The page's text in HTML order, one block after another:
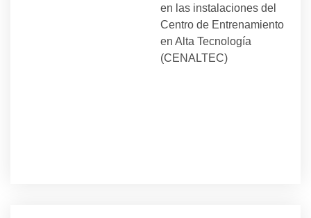
en las instalaciones del
Centro de Entrenamiento
en Alta Tecnología
(CENALTEC)